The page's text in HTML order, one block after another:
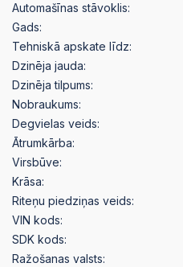
Automašīnas stāvoklis:
Gads:
Tehniskā apskate līdz:
Dzinēja jauda:
Dzinēja tilpums:
Nobraukums:
Degvielas veids:
Ātrumkārba:
Virsbūve:
Krāsa:
Riteņu piedziņas veids:
VIN kods:
SDK kods:
Ražošanas valsts: